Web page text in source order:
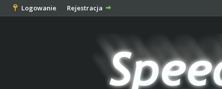
Logowanie Rejestracja